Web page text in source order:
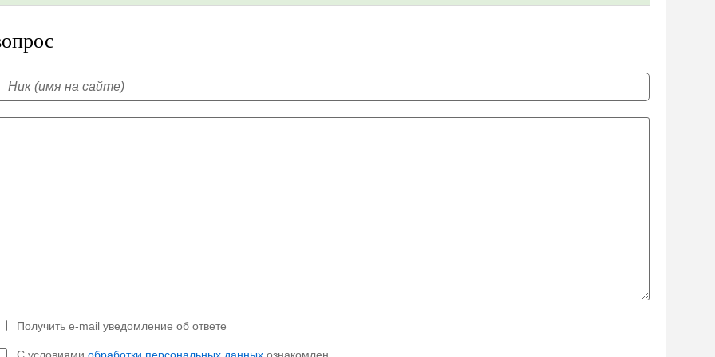
Получить e-mail уведомление об ответе
С условиями обработки персональных данных ознакомлен